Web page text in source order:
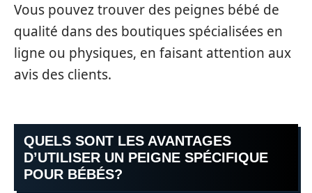
Vous pouvez trouver des peignes bébé de
qualité dans des boutiques spécialisées en
ligne ou physiques, en faisant attention aux
avis des clients.
QUELS SONT LES AVANTAGES
D’UTILISER UN PEIGNE SPÉCIFIQUE
POUR BÉBÉS?